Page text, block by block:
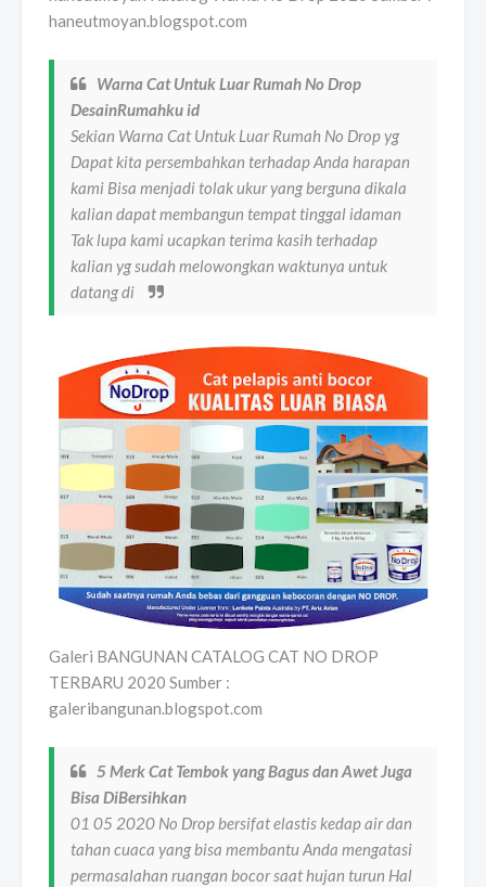
haneutmoyan.blogspot.com
Warna Cat Untuk Luar Rumah No Drop
DesainRumahku id
Sekian Warna Cat Untuk Luar Rumah No Drop yg
Dapat kita persembahkan terhadap Anda harapan
kami Bisa menjadi tolak ukur yang berguna dikala
kalian dapat membangun tempat tinggal idaman
Tak lupa kami ucapkan terima kasih terhadap
kalian yg sudah melowongkan waktunya untuk
datang di
Galeri BANGUNAN CATALOG CAT NO DROP
TERBARU 2020 Sumber :
galeribangunan.blogspot.com
5 Merk Cat Tembok yang Bagus dan Awet Juga
Bisa DiBersihkan
01 05 2020 No Drop bersifat elastis kedap air dan
tahan cuaca yang bisa membantu Anda mengatasi
permasalahan ruangan bocor saat hujan turun Hal